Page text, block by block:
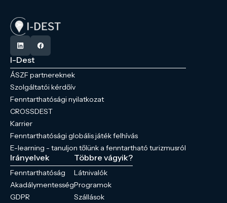
I-Dest
ÁSZF partnereknek
Szolgáltatói kérdőív
Fenntarthatósági nyilatkozat
CROSSDEST
Karrier
Fenntarthatósági globális játék felhívás
E-learning - tanuljon tőlünk a fenntartható turizmusról
Irányelvek
Fenntarthatóság
Akadálymentesség
GDPR
Többre vágyik?
Látnivalók
Programok
Szállások